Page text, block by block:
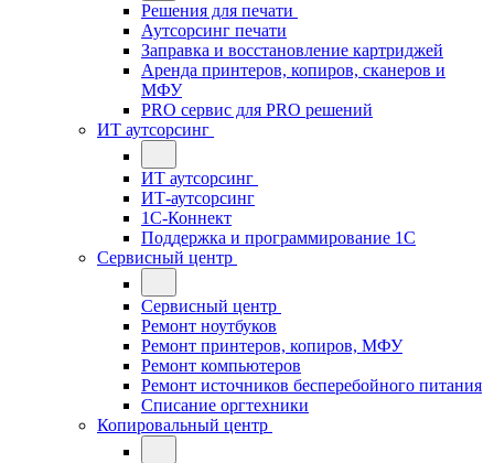
Решения для печати
Аутсорсинг печати
Заправка и восстановление картриджей
Аренда принтеров, копиров, сканеров и
МФУ
PRO сервис для PRO решений
ИТ аутсорсинг
ИТ аутсорсинг
ИТ-аутсорсинг
1С-Коннект
Поддержка и программирование 1С
Сервисный центр
Сервисный центр
Ремонт ноутбуков
Ремонт принтеров, копиров, МФУ
Ремонт компьютеров
Ремонт источников бесперебойного питания
Списание оргтехники
Копировальный центр